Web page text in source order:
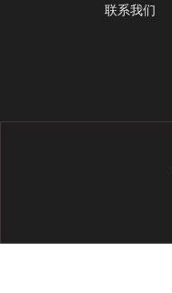
联系我们